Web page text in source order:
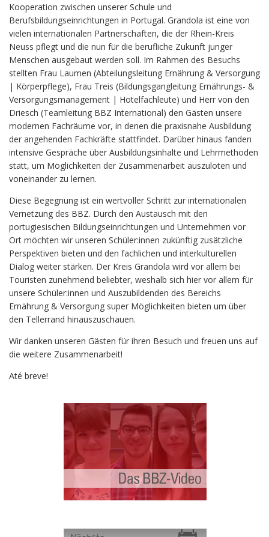
Kooperation zwischen unserer Schule und
Berufsbildungseinrichtungen in Portugal. Grandola ist eine von
vielen internationalen Partnerschaften, die der Rhein-Kreis
Neuss pflegt und die nun für die berufliche Zukunft junger
Menschen ausgebaut werden soll. Im Rahmen des Besuchs
stellten Frau Laumen (Abteilungsleitung Ernährung & Versorgung
| Körperpflege), Frau Treis (Bildungsgangleitung Ernährungs- &
Versorgungsmanagement | Hotelfachleute) und Herr von den
Driesch (Teamleitung BBZ International) den Gästen unsere
modernen Fachräume vor, in denen die praxisnahe Ausbildung
der angehenden Fachkräfte stattfindet. Darüber hinaus fanden
intensive Gespräche über Ausbildungsinhalte und Lehrmethoden
statt, um Möglichkeiten der Zusammenarbeit auszuloten und
voneinander zu lernen.
Diese Begegnung ist ein wertvoller Schritt zur internationalen
Vernetzung des BBZ. Durch den Austausch mit den
portugiesischen Bildungseinrichtungen und Unternehmen vor
Ort möchten wir unseren Schüler:innen zukünftig zusätzliche
Perspektiven bieten und den fachlichen und interkulturellen
Dialog weiter stärken. Der Kreis Grandola wird vor allem bei
Touristen zunehmend beliebter, weshalb sich hier vor allem für
unsere Schüler:innen und Auszubildenden des Bereichs
Ernährung & Versorgung super Möglichkeiten bieten um über
den Tellerrand hinauszuschauen.
Wir danken unseren Gästen für ihren Besuch und freuen uns auf
die weitere Zusammenarbeit!
Até breve!